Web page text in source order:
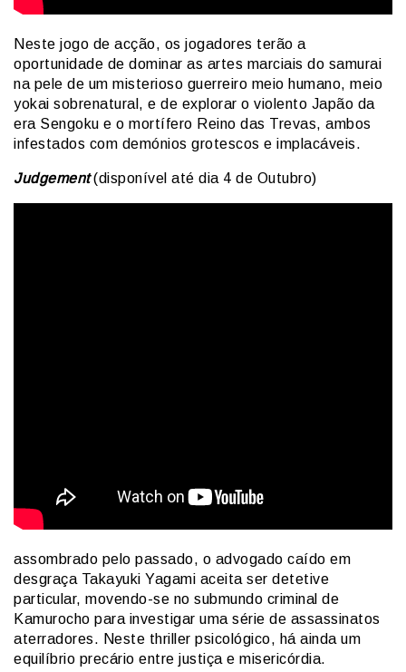
Neste jogo de acção, os jogadores terão a
oportunidade de dominar as artes marciais do samurai
na pele de um misterioso guerreiro meio humano, meio
yokai sobrenatural, e de explorar o violento Japão da
era Sengoku e o mortífero Reino das Trevas, ambos
infestados com demónios grotescos e implacáveis.
Judgement(disponível até dia 4 de Outubro)
assombrado pelo passado, o advogado caído em
desgraça Takayuki Yagami aceita ser detetive
particular, movendo-se no submundo criminal de
Kamurocho para investigar uma série de assassinatos
aterradores. Neste thriller psicológico, há ainda um
equilíbrio precário entre justiça e misericórdia.